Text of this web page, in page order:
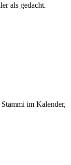
als gedacht.
im Kalender,